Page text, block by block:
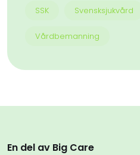
SSK Svensksjukvård
Vårdbemanning
En del av Big Care